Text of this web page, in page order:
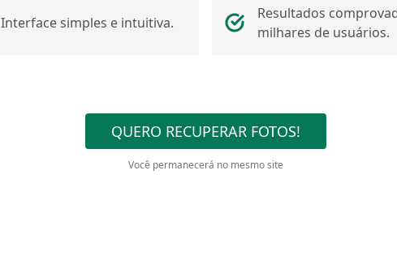
Interface simples e intuitiva.
Resultados
milhares de usuários.
QUERO RECUPERAR FOTOS!
Você permanecerá no mesmo site